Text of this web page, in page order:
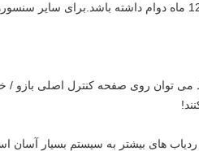
برای سنسورهای متداول مانند سنسور اصلی در ، باتری می تواند 10 تا 12
توان روی صفحه کنترل اصلی بازو /
های بیشتر به سیستم بسیار آسان